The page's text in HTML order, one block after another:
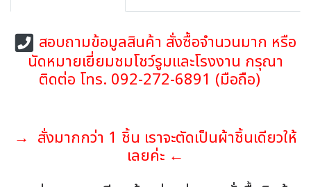
สอบถามข้อมูลสินค้า สั่งซื้อจำนวนมาก หรือ
นัดหมายเยี่ยมชมโชว์รูมและโรงงาน กรุณา
ติดต่อ โทร. 092-272-6891 (มือถือ)
→ สั่งมากกว่า 1 ชิ้น เราจะตัดเป็นผ้าชิ้นเดียวให้
เลยค่ะ ←